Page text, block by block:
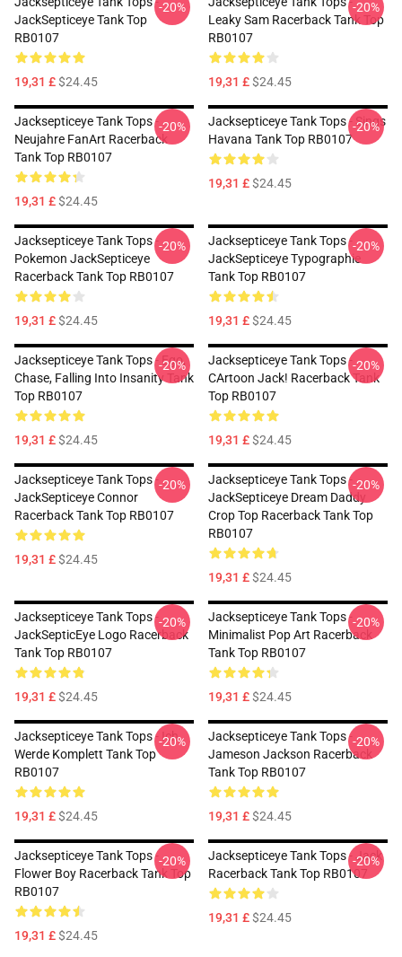
JackSepticeye Tank Top
RB0107
19,31 £$24.45
-20%
Leaky Sam Racerback Tank Top
RB0107
19,31 £$24.45
-20%
Jacksepticeye Tank Tops -
Neujahre FanArt Racerback
Tank Top RB0107
19,31 £$24.45
-20%
Jacksepticeye Tank Tops - Sings
Havana Tank Top RB0107
19,31 £$24.45
-20%
Jacksepticeye Tank Tops -
Pokemon JackSepticeye
Racerback Tank Top RB0107
19,31 £$24.45
-20%
Jacksepticeye Tank Tops -
JackSepticeye Typographie
Tank Top RB0107
19,31 £$24.45
-20%
Jacksepticeye Tank Tops - Ego,
Chase, Falling Into Insanity Tank
Top RB0107
19,31 £$24.45
-20%
Jacksepticeye Tank Tops -
CArtoon Jack! Racerback Tank
Top RB0107
19,31 £$24.45
-20%
Jacksepticeye Tank Tops -
JackSepticeye Connor
Racerback Tank Top RB0107
19,31 £$24.45
-20%
Jacksepticeye Tank Tops -
JackSepticeye Dream Daddy
Crop Top Racerback Tank Top
RB0107
19,31 £$24.45
-20%
Jacksepticeye Tank Tops -
JackSepticEye Logo Racerback
Tank Top RB0107
19,31 £$24.45
-20%
Jacksepticeye Tank Tops -
Minimalist Pop Art Racerback
Tank Top RB0107
19,31 £$24.45
-20%
Jacksepticeye Tank Tops - Ich
Werde Komplett Tank Top
RB0107
19,31 £$24.45
-20%
Jacksepticeye Tank Tops -
Jameson Jackson Racerback
Tank Top RB0107
19,31 £$24.45
-20%
Jacksepticeye Tank Tops -
Flower Boy Racerback Tank Top
RB0107
19,31 £$24.45
-20%
Jacksepticeye Tank Tops - Jack
Racerback Tank Top RB0107
19,31 £$24.45
-20%